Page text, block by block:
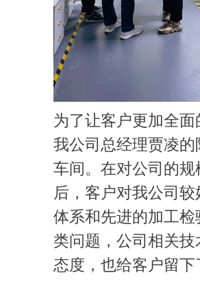
为了让客户更加全
我公司总经理贾凌
车间。在对公司的
后，客户对我公司
体系和先进的加工
类问题，公司相关
态度，也给客户留